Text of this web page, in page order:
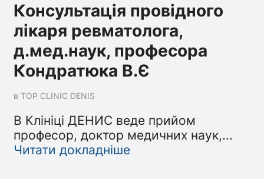
Консультація провідного
лікаря ревматолога,
д.мед.наук, професора
Кондратюка В.Є
в TOP CLINIC DENIS
В Клініці ДЕНИС веде прийом
професор, доктор медичних наук,...
Читати докладніше